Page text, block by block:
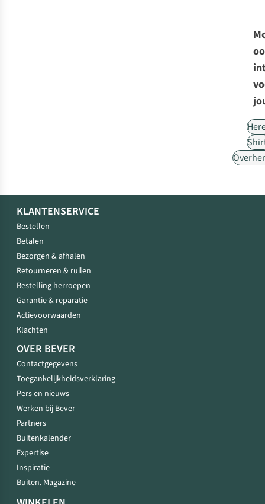
KLANTENSERVICE
Bestellen
Betalen
Bezorgen & afhalen
Retourneren & ruilen
Bestelling herroepen
Garantie & reparatie
Actievoorwaarden
Klachten
OVER BEVER
Contactgegevens
Toegankelijkheidsverklaring
Pers en nieuws
Werken bij Bever
Partners
Buitenkalender
Expertise
Inspiratie
Buiten. Magazine